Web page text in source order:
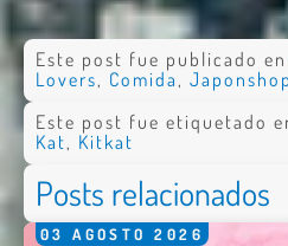
Este post fue publicado en
Lovers, Comida, Japonshop
Este post fue etiquetado
Kat, Kitkat
Posts relacionados
03 AGOSTO 2026